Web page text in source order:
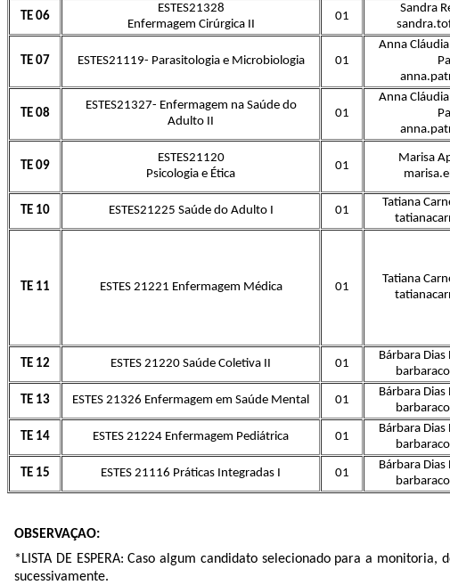
TE 06
ESTES21328
Enfermagem Cirúrgica II
01
Sandra
TE 07 ESTES21119- Parasitologia e Microbiologia 01
Anna
TE 08
ESTES21327- Enfermagem na Saúde do
Adulto II
01
Anna
TE 09
ESTES21120
Psicologia e Ética
01
Marisa
TE 10 ESTES21225 Saúde do Adulto I 01
Tatiana
TE 11 ESTES 21221 Enfermagem Médica 01
Tatiana
TE 12 ESTES 21220 Saúde Coletiva II 01
Bárbara
TE 13 ESTES 21326 Enfermagem em Saúde Mental 01
Bárbara
TE 14 ESTES 21224 Enfermagem Pediátrica 01
Bárbara
TE 15 ESTES 21116 Práticas Integradas I 01
Bárbara
OBSERVAÇAO:
*LISTA DE ESPERA: Caso algum candidato selecionado para a
sucessivamente.